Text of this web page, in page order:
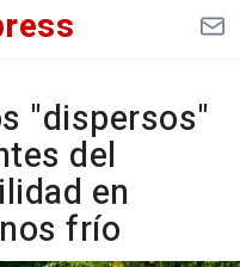
"dispersos"
del
en
frío